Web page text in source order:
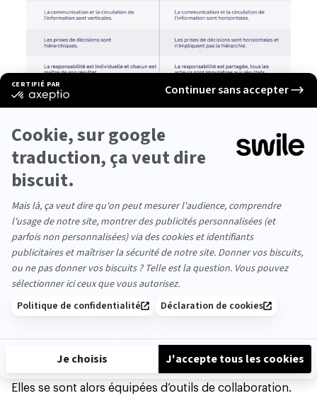
Travail collaboratif ou travail
coopératif : que font les
entreprises ?
Le travail coopératif est arrivé bien avant le travail
collaboratif puisqu’il appartient aux entreprises dites
traditionnelles. Celles qui existaient bien avant
l’existence du numérique.
L’avènement du digital, l'apparition d’outils numériques
et la naissance d’entreprises comme les GAFA,
s’imposent aux entreprises traditionnelles qui ne
peuvent que suivre le pas et se digitaliser elles-aussi.
C’est la fameuse transformation digitale des
entreprises.
Elles se sont alors équipées d’outils de collaboration.